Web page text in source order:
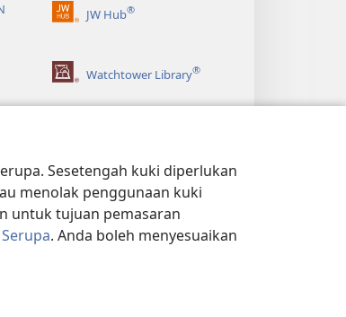
Sesetengah kuki diperlukan
menolak penggunaan kuki
untuk tujuan pemasaran
. Anda boleh menyesuaikan
JW Hub®
(membuka
Watchtower Library®